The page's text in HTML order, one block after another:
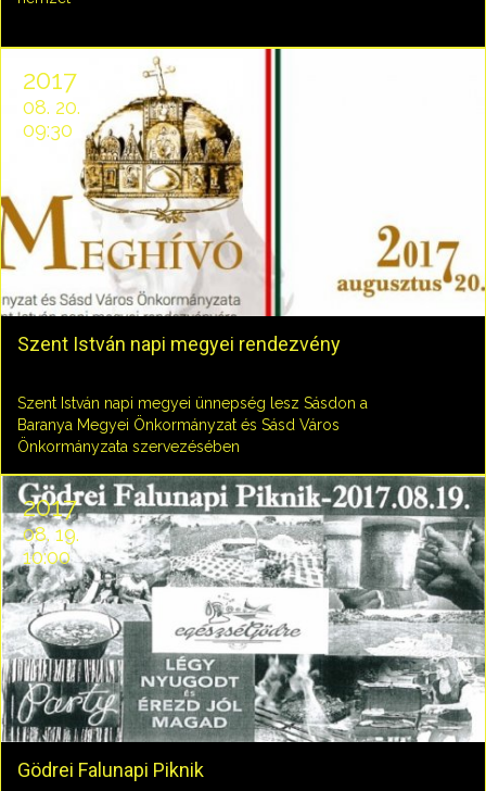
Szent István napi megyei rendezvény
2017
08. 20.
09:30
Szent István napi megyei ünnepség lesz Sásdon a
Baranya Megyei Önkormányzat és Sásd Város
Önkormányzata szervezésében
Gödrei Falunapi Piknik
2017
08. 19.
10:00